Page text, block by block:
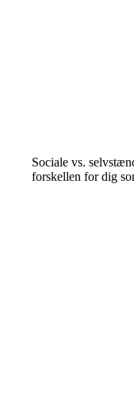
Sociale vs.
forskellen for dig